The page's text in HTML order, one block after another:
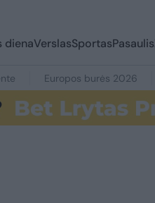
dienaVerslasSportasPasaulis
Europos burės 2026